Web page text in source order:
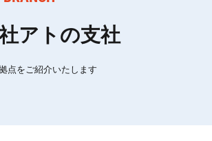
アトの支社
点をご紹介いたします